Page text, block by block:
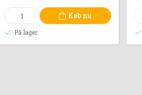
Køb nu
På lager